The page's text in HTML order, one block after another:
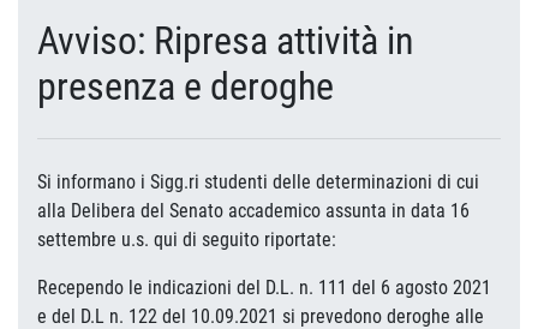
Avviso: Ripresa attività in
presenza e deroghe
Si informano i Sigg.ri studenti delle determinazioni di cui
alla Delibera del Senato accademico assunta in data 16
settembre u.s. qui di seguito riportate:
Recependo le indicazioni del D.L. n. 111 del 6 agosto 2021
e del D.L n. 122 del 10.09.2021 si prevedono deroghe alle